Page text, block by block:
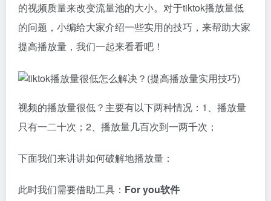
的视频质量来改变流量池的大小。对于tiktok播放量低
的问题，小编给大家介绍一些实用的技巧，来帮助大家
提高播放量，我们一起来看看吧！
视频的播放量很低？主要有以下两种情况：1、播放量
只有一二十次；2、播放量几百次到一两千次；
下面我们来讲讲如何破解地播放量：
此时我们需要借助工具： For you软件